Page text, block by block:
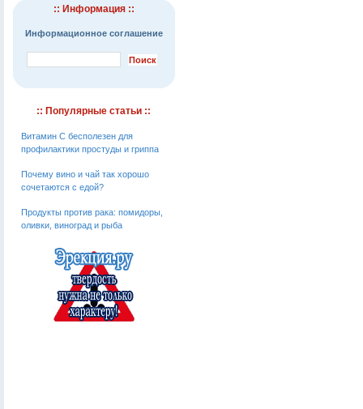
:: Информация ::
Информационное соглашение
:: Популярные статьи ::
Витамин С бесполезен для
профилактики простуды и гриппа
Почему вино и чай так хорошо
сочетаются с едой?
Продукты против рака: помидоры,
оливки, виноград и рыба